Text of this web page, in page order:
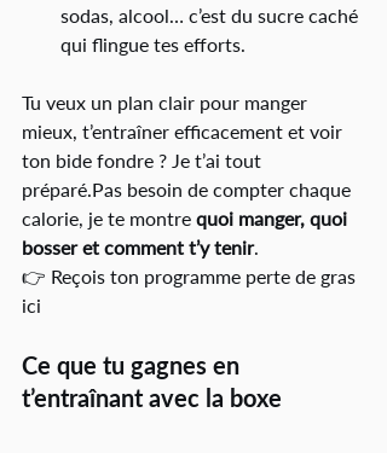
sodas, alcool… c’est du sucre caché
qui flingue tes efforts.
Tu veux un plan clair pour manger
mieux, t’entraîner efficacement et voir
ton bide fondre ? Je t’ai tout
préparé.Pas besoin de compter chaque
calorie, je te montre quoi manger, quoi
bosser et comment t’y tenir.
👉 Reçois ton programme perte de gras
ici
Ce que tu gagnes en
t’entraînant avec la boxe